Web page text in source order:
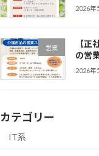
2026年
営業
【正
の営
2026年
カテゴリー
IT系